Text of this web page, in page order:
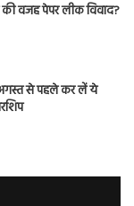
वजह पेपर लीक विवाद?
अगस्त से पहले कर लें ये